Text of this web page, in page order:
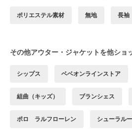
ポリエステル素材 無地 長袖
その他アウター・ジャケットを他ショ
シップス ベベオンラインストア
組曲（キッズ） ブランシェス
ポロ ラルフローレン シューラルー